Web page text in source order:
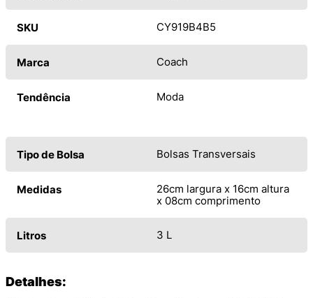
SKU CY919B4B5
Marca Coach
Tendência Moda
Tipo de Bolsa Bolsas Transversais
Medidas
26cm largura x 16cm altura
x 08cm comprimento
Litros 3 L
Detalhes: